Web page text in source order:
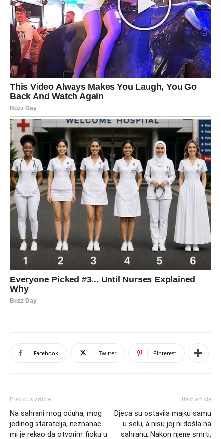
Facebook Twitter Pinterest
Previous article
Na sahrani mog očuha, mog
jedinog staratelja, neznanac
mi je rekao da otvorim fioku u
Next article
Djeca su ostavila majku samu
u selu, a nisu joj ni došla na
sahranu: Nakon njene smrti,